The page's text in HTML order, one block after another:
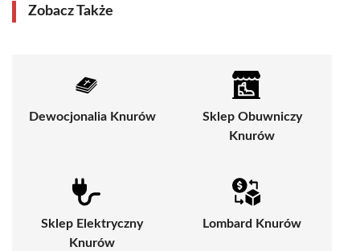
Zobacz Także
Dewocjonalia Knurów
Sklep Obuwniczy
Knurów
Sklep Elektryczny
Knurów
Lombard Knurów